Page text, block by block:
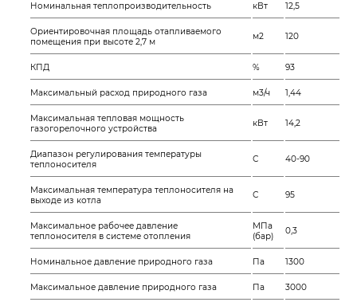
Номинальная теплопроизводительность кВт 12,5
Ориентировочная площадь отапливаемого
помещения при высоте 2,7 м
м2 120
КПД % 93
Максимальный расход природного газа м3/ч 1,44
Максимальная тепловая мощность
газогорелочного устройства
кВт 14,2
Диапазон регулирования температуры
теплоносителя
С 40-90
Максимальная температура теплоносителя на
выходе из котла
С 95
Максимальное рабочее давление
теплоносителя в системе отопления
МПа
(бар)
0,3
Номинальное давление природного газа Па 1300
Максимальное давление природного газа Па 3000